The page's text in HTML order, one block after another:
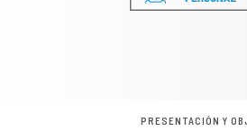
PRESENTACIÓN Y